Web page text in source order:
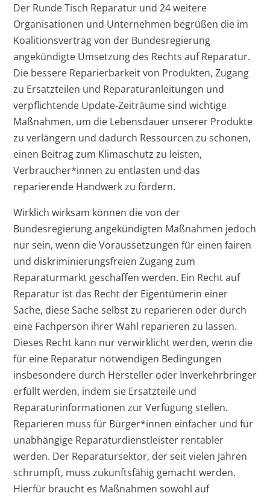
Der Runde Tisch Reparatur und 24 weitere
Organisationen und Unternehmen begrüßen die im
Koalitionsvertrag von der Bundesregierung
angekündigte Umsetzung des Rechts auf Reparatur.
Die bessere Reparierbarkeit von Produkten, Zugang
zu Ersatzteilen und Reparaturanleitungen und
verpflichtende Update-Zeiträume sind wichtige
Maßnahmen, um die Lebensdauer unserer Produkte
zu verlängern und dadurch Ressourcen zu schonen,
einen Beitrag zum Klimaschutz zu leisten,
Verbraucher*innen zu entlasten und das
reparierende Handwerk zu fördern.
Wirklich wirksam können die von der
Bundesregierung angekündigten Maßnahmen jedoch
nur sein, wenn die Voraussetzungen für einen fairen
und diskriminierungsfreien Zugang zum
Reparaturmarkt geschaffen werden. Ein Recht auf
Reparatur ist das Recht der Eigentümerin einer
Sache, diese Sache selbst zu reparieren oder durch
eine Fachperson ihrer Wahl reparieren zu lassen.
Dieses Recht kann nur verwirklicht werden, wenn die
für eine Reparatur notwendigen Bedingungen
insbesondere durch Hersteller oder Inverkehrbringer
erfüllt werden, indem sie Ersatzteile und
Reparaturinformationen zur Verfügung stellen.
Reparieren muss für Bürger*innen einfacher und für
unabhängige Reparaturdienstleister rentabler
werden. Der Reparatursektor, der seit vielen Jahren
schrumpft, muss zukunftsfähig gemacht werden.
Hierfür braucht es Maßnahmen sowohl auf